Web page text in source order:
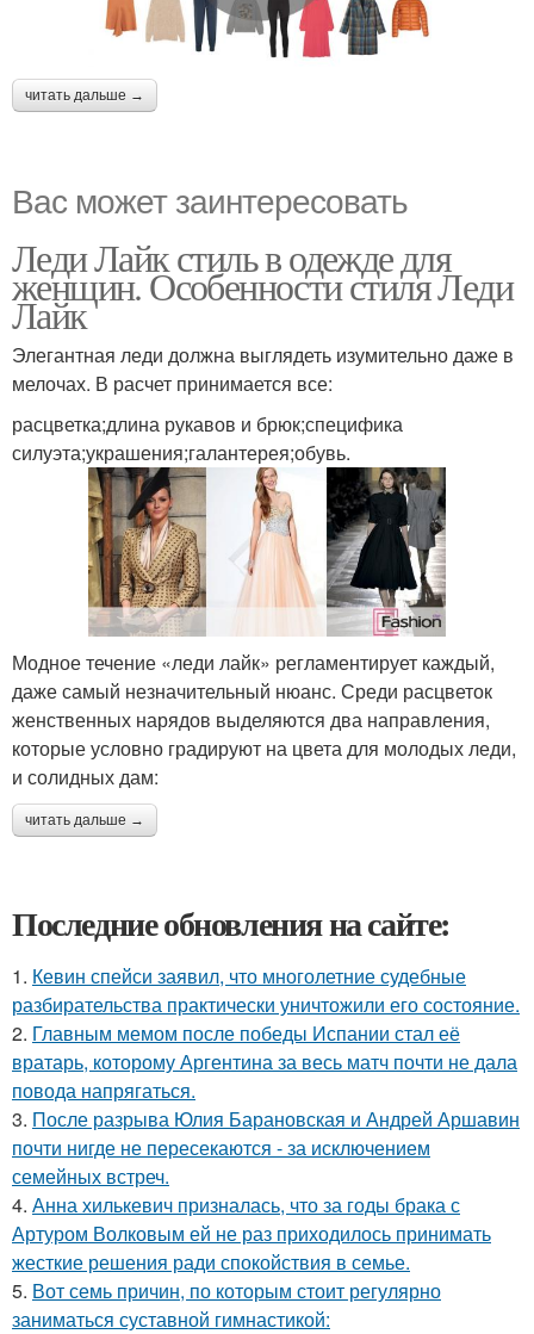
читать дальше →
Вас может заинтересовать
Леди Лайк стиль в одежде для
женщин. Особенности стиля Леди
Лайк
Элегантная леди должна выглядеть изумительно даже в
мелочах. В расчет принимается все:
расцветка;длина рукавов и брюк;специфика
силуэта;украшения;галантерея;обувь.
Модное течение «леди лайк» регламентирует каждый,
даже самый незначительный нюанс. Среди расцветок
женственных нарядов выделяются два направления,
которые условно градируют на цвета для молодых леди,
и солидных дам:
читать дальше →
Последние обновления на сайте:
1. Кевин спейси заявил, что многолетние судебные
разбирательства практически уничтожили его состояние.
2. Главным мемом после победы Испании стал её
вратарь, которому Аргентина за весь матч почти не дала
повода напрягаться.
3. После разрыва Юлия Барановская и Андрей Аршавин
почти нигде не пересекаются - за исключением
семейных встреч.
4. Анна хилькевич призналась, что за годы брака с
Артуром Волковым ей не раз приходилось принимать
жесткие решения ради спокойствия в семье.
5. Вот семь причин, по которым стоит регулярно
заниматься суставной гимнастикой: